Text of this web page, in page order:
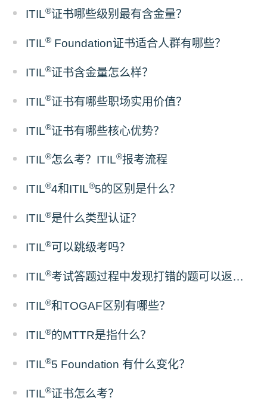
ITIL®证书哪些级别最有含金量？
ITIL® Foundation证书适合人群有哪些？
ITIL®证书含金量怎么样？
ITIL®证书有哪些职场实用价值？
ITIL®证书有哪些核心优势？
ITIL®怎么考？ITIL®报考流程
ITIL®4和ITIL®5的区别是什么？
ITIL®是什么类型认证？
ITIL®可以跳级考吗？
ITIL®考试答题过程中发现打错的题可以返回修改吗？
ITIL®和TOGAF区别有哪些？
ITIL®的MTTR是指什么？
ITIL®5 Foundation 有什么变化？
ITIL®证书怎么考？